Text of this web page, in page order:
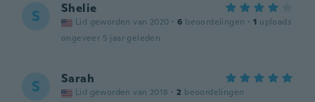
S Shelie
Lid geworden van 2020 · 6 beoordelingen · 1 uploads
ongeveer 5 jaar geleden
S Sarah
Lid geworden van 2018 · 2 beoordelingen